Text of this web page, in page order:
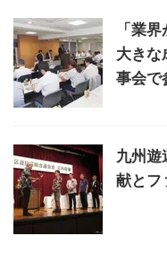
「業
大きな
事会で
九州
献とフ